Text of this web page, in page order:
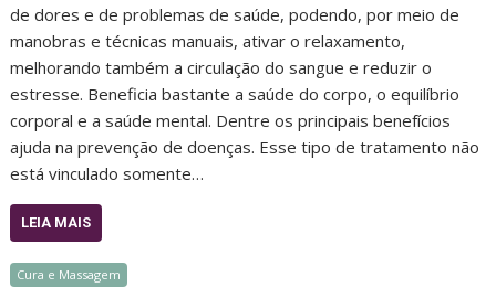
de dores e de problemas de saúde, podendo, por meio de
manobras e técnicas manuais, ativar o relaxamento,
melhorando também a circulação do sangue e reduzir o
estresse. Beneficia bastante a saúde do corpo, o equilíbrio
corporal e a saúde mental. Dentre os principais benefícios
ajuda na prevenção de doenças. Esse tipo de tratamento não
está vinculado somente…
LEIA MAIS
Cura e Massagem